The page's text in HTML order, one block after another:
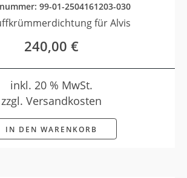
99-01-2504161203-030
für Alvis
240,00 €
inkl. 20 % MwSt.
zzgl. Versandkosten
IN DEN WARENKORB